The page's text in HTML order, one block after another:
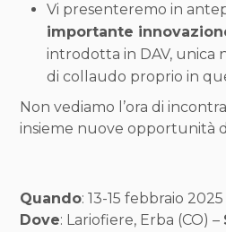
Vi presenteremo in
importante
introdotta in DAV, unica
di collaudo proprio in
Non vediamo l’ora di
insieme nuove opportunità
Quando: 13-15 febbraio 2025
Dove: Lariofiere, Erba (CO) –